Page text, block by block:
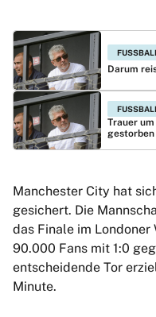
FUSSBALL
Darum
FUSSBALL
Trauer
gestorben
Manchester City hat
gesichert. Die
das Finale im
90.000 Fans mit 1:0
entscheidende Tor
Minute.